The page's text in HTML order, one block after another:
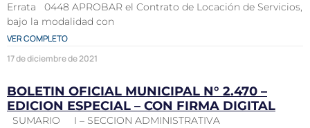
Errata 0448 APROBAR el Contrato de Locación de Servicios,
bajo la modalidad con
VER COMPLETO
17 de diciembre de 2021
BOLETIN OFICIAL MUNICIPAL N° 2.470 –
EDICION ESPECIAL – CON FIRMA DIGITAL
SUMARIO I – SECCION ADMINISTRATIVA